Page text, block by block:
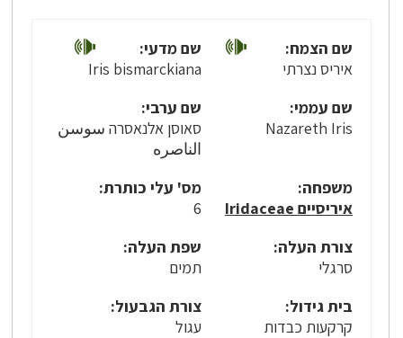
שם הצמח:
איריס נצרתי
שם מדעי:
Iris bismarckiana
שם עממי:
Nazareth Iris
שם ערבי:
סאוסן אלנאסרה سوسن
الناصره
משפחה:
איריסיים Iridaceae
מס' עלי כותרת:
6
צורת העלה:
סרגלי
שפת העלה:
תמים
בית גידול:
קרקעות כבדות
צורת הגבעול:
עגול